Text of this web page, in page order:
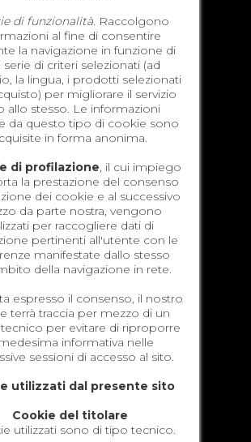
di funzionalità. Raccolgono
al fine di consentire
la navigazione in funzione di
serie di criteri selezionati (ad
la lingua, i prodotti selezionati
per migliorare il servizio
allo stesso. Le informazioni
da questo tipo di cookie sono
in forma anonima.
di profilazione, il cui impiego
la prestazione del consenso
dei cookie e al successivo
da parte nostra, vengono
per raccogliere dati di
pertinenti all'utente con le
manifestate dallo stesso
della navigazione in rete.
espresso il consenso, il nostro
terrà traccia per mezzo di un
per evitare di riproporre
informativa nelle
sessioni di accesso al sito.
utilizzati dal presente sito
Cookie del titolare
utilizzati sono di tipo tecnico.